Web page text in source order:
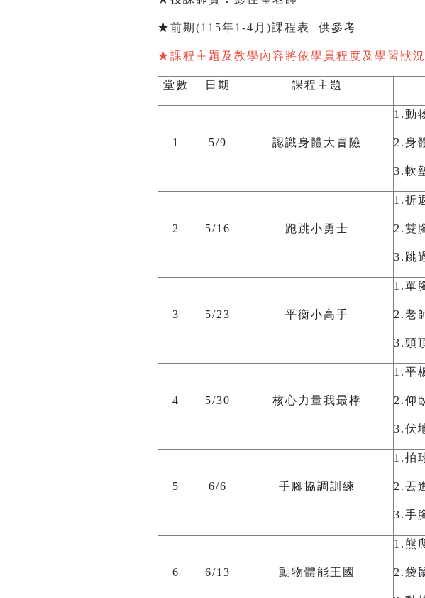
★前期(115年1-4月)課程表 供參考
★課程主題及教學內容將依學員程度及學習狀
堂數 日期 課程主題
1 5/9 認識身體大冒險
1.動
2.身
3.軟
2 5/16 跑跳小勇士
1.折
2.雙
3. 跳
3 5/23 平衡小高手
1.單
2.老
3.頭
4 5/30 核心力量我最棒
1.平
2.仰
3.伏
5 6/6 手腳協調訓練
1.拍
2.丟
3.手
6 6/13 動物體能王國
1.熊
2.袋